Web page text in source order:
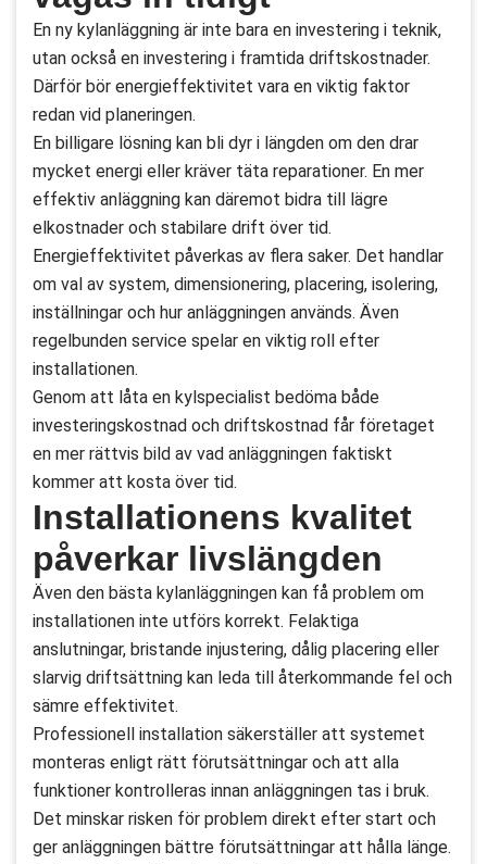
En ny kylanläggning är inte bara en investering i teknik,
utan också en investering i framtida driftskostnader.
Därför bör energieffektivitet vara en viktig faktor
redan vid planeringen.
En billigare lösning kan bli dyr i längden om den drar
mycket energi eller kräver täta reparationer. En mer
effektiv anläggning kan däremot bidra till lägre
elkostnader och stabilare drift över tid.
Energieffektivitet påverkas av flera saker. Det handlar
om val av system, dimensionering, placering, isolering,
inställningar och hur anläggningen används. Även
regelbunden service spelar en viktig roll efter
installationen.
Genom att låta en kylspecialist bedöma både
investeringskostnad och driftskostnad får företaget
en mer rättvis bild av vad anläggningen faktiskt
kommer att kosta över tid.
Installationens kvalitet
påverkar livslängden
Även den bästa kylanläggningen kan få problem om
installationen inte utförs korrekt. Felaktiga
anslutningar, bristande injustering, dålig placering eller
slarvig driftsättning kan leda till återkommande fel och
sämre effektivitet.
Professionell installation säkerställer att systemet
monteras enligt rätt förutsättningar och att alla
funktioner kontrolleras innan anläggningen tas i bruk.
Det minskar risken för problem direkt efter start och
ger anläggningen bättre förutsättningar att hålla länge.